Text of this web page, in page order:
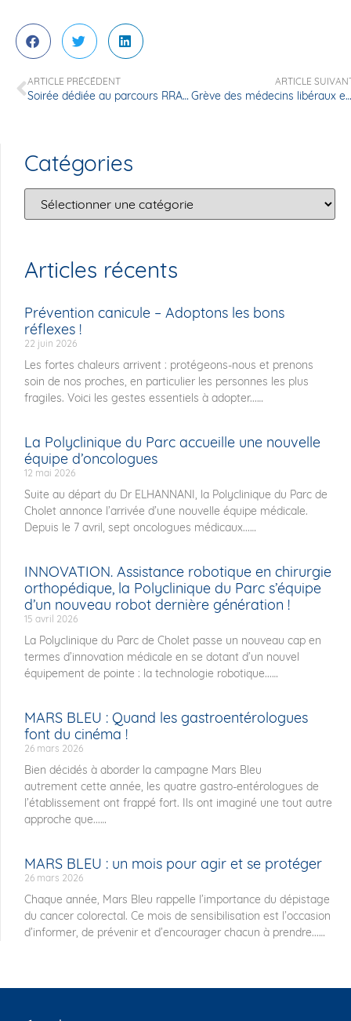
ARTICLE PRÉCÉDENT
Soirée dédiée au parcours RRAC – Récupération Rapide Après Chirurgie
ARTICLE
Grève des médecins libéraux en France
Catégories
Articles récents
Prévention canicule – Adoptons les bons
réflexes !
22 juin 2026
Les fortes chaleurs arrivent : protégeons-nous et prenons
soin de nos proches, en particulier les personnes les plus
fragiles. Voici les gestes essentiels à adopter...
La Polyclinique du Parc accueille une nouvelle
équipe d’oncologues
12 mai 2026
Suite au départ du Dr ELHANNANI, la Polyclinique du Parc de
Cholet annonce l’arrivée d’une nouvelle équipe médicale.
Depuis le 7 avril, sept oncologues médicaux...
INNOVATION. Assistance robotique en chirurgie
orthopédique, la Polyclinique du Parc s’équipe
d’un nouveau robot dernière génération !
15 avril 2026
La Polyclinique du Parc de Cholet passe un nouveau cap en
termes d’innovation médicale en se dotant d’un nouvel
équipement de pointe : la technologie robotique...
MARS BLEU : Quand les gastroentérologues
font du cinéma !
26 mars 2026
Bien décidés à aborder la campagne Mars Bleu
autrement cette année, les quatre gastro-entérologues de
l’établissement ont frappé fort. Ils ont imaginé une tout autre
approche que...
MARS BLEU : un mois pour agir et se protéger
26 mars 2026
Chaque année, Mars Bleu rappelle l’importance du dépistage
du cancer colorectal. Ce mois de sensibilisation est l’occasion
d’informer, de prévenir et d’encourager chacun à prendre...